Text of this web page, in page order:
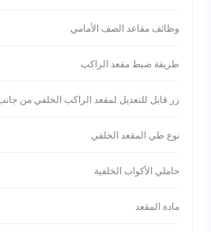
وظائف مقاعد الصف الأمامي
طريقة ضبط مقعد الراكب
زر قابل للتعديل لمقعد الراكب الخلفي من
نوع طي المقعد الخلفي
حاملي الأكواب الخلفية
مادة المقعد